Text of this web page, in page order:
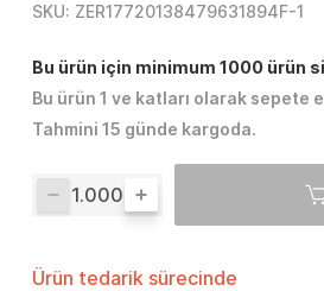
SKU: ZER17720138479631894F-1
Bu ürün için minimum 1000 ürün
Bu ürün 1 ve katları olarak sepete
Tahmini 15 günde kargoda.
Ürün tedarik sürecinde